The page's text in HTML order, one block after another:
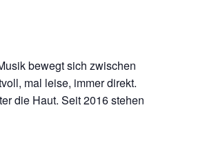
bewegt sich zwischen
mal leise, immer direkt.
die Haut. Seit 2016 stehen